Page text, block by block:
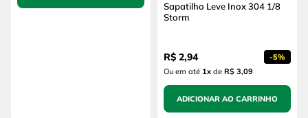
Sapatilho Leve Inox 304 1/8
Storm
R$ 2,94 -5%
Ou em até 1x de R$ 3,09
ADICIONAR AO CARRINHO